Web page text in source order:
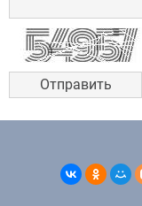
